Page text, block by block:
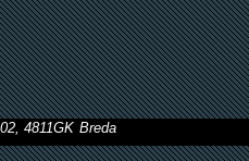
4811GK Breda